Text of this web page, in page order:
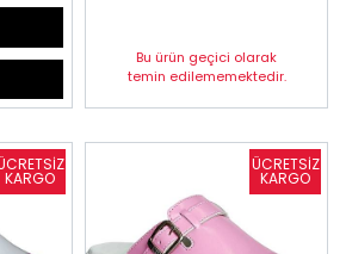
Bu ürün geçici olarak
temin edilememektedir.